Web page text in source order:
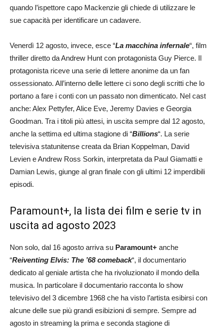
quando l’ispettore capo Mackenzie gli chiede di utilizzare le
sue capacità per identificare un cadavere.
Venerdì 12 agosto, invece, esce “La macchina infernale“, film
thriller diretto da Andrew Hunt con protagonista Guy Pierce. Il
protagonista riceve una serie di lettere anonime da un fan
ossessionato. All’interno delle lettere ci sono degli scritti che lo
portano a fare i conti con un passato non dimenticato. Nel cast
anche: Alex Pettyfer, Alice Eve, Jeremy Davies e Georgia
Goodman. Tra i titoli più attesi, in uscita sempre dal 12 agosto,
anche la settima ed ultima stagione di “Billions“. La serie
televisiva statunitense creata da Brian Koppelman, David
Levien e Andrew Ross Sorkin, interpretata da Paul Giamatti e
Damian Lewis, giunge al gran finale con gli ultimi 12 imperdibili
episodi.
Paramount+, la lista dei film e serie tv in
uscita ad agosto 2023
Non solo, dal 16 agosto arriva su Paramount+ anche
“Reiventing Elvis: The ’68 comeback“, il documentario
dedicato al geniale artista che ha rivoluzionato il mondo della
musica. In particolare il documentario racconta lo show
televisivo del 3 dicembre 1968 che ha visto l’artista esibirsi con
alcune delle sue più grandi esibizioni di sempre. Sempre ad
agosto in streaming la prima e seconda stagione di